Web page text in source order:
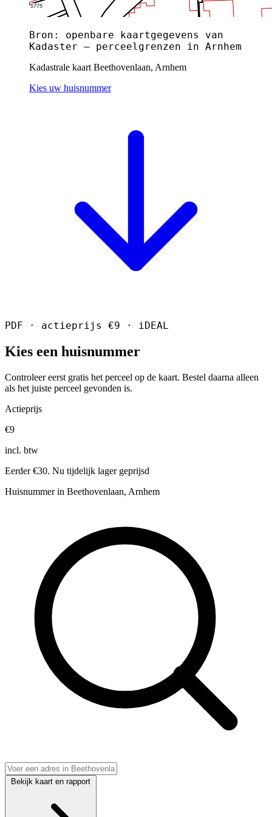
Bron: openbare kaartgegevens van
Kadaster — perceelgrenzen in Arnhem
Kadastrale kaart Beethovenlaan, Arnhem
Kies uw huisnummer
PDF · actieprijs €9 · iDEAL
Kies een huisnummer
Controleer eerst gratis het perceel op de kaart. Bestel daarna alleen
als het juiste perceel gevonden is.
Actieprijs
€9
incl. btw
Eerder €30. Nu tijdelijk lager geprijsd
Huisnummer in Beethovenlaan, Arnhem
Bekijk kaart en rapport